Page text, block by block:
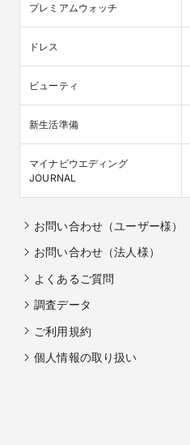
プレミアムウォッチ
ドレス
ビューティ
新生活準備
マイナビウエディング
JOURNAL
お問い合わせ（ユーザー様）
お問い合わせ（法人様）
よくあるご質問
調査データ
ご利用規約
個人情報の取り扱い